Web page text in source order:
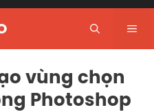
vùng chọn
Photoshop